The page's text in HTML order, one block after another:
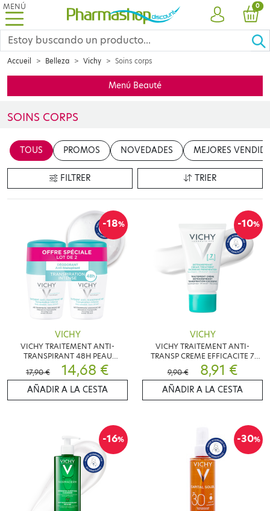
MENÚ
CUENTA
0
Accueil Belleza Vichy Soins corps
Menú Beauté
SOINS CORPS
en cliquant sur le bouton "Modifier le contenu"
TOUS PROMOS NOVEDADES MEJORES
FILTRER TRIER
-18%
VICHY
VICHY TRAITEMENT ANTI-
TRANSPIRANT 48H PEAU
SENSIBLE 2X50ML
17,90 € 14,68 €
AÑADIR A LA CESTA
-10%
VICHY
VICHY TRAITEMENT ANTI-
TRANSP CREME EFFICACITE 7
JOURS 30 ML
9,90 € 8,91 €
AÑADIR A LA CESTA
-16% -30%